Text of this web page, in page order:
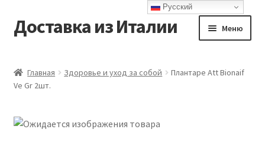
Перейти
к
Перейти
к
Доставка из Италии Меню
Доставка
Контакты
Главная Здоровье и уход за собой
Плантаре Att Bionaif
Ve Gr 2шт.
Русский